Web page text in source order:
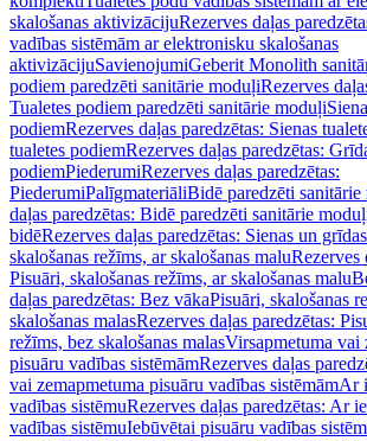
skalošanas aktivizācijuRezerves daļas
vadības sistēmām ar elektronisku skalošanas
aktivizācijuSavienojumiGeberit Monolith
podiem paredzēti sanitārie moduļiRezerves
Tualetes podiem paredzēti sanitārie moduļi
podiemRezerves daļas paredzētas: Sienas
tualetes podiemRezerves daļas paredzētas:
podiemPiederumiRezerves daļas paredzētas:
PiederumiPalīgmateriāliBidē paredzēti sanitārie
daļas paredzētas: Bidē paredzēti sanitārie
bidēRezerves daļas paredzētas: Sienas un
skalošanas režīms, ar skalošanas maluRezerves
Pisuāri, skalošanas režīms, ar skalošanas malu
daļas paredzētas: Bez vākaPisuāri, skalošanas
skalošanas malasRezerves daļas paredzētas:
režīms, bez skalošanas malasVirsapmetuma vai
pisuāru vadības sistēmāmRezerves daļas
vai zemapmetuma pisuāru vadības sistēmāmAr
vadības sistēmuRezerves daļas paredzētas: Ar
vadības sistēmuIebūvētai pisuāru vadības